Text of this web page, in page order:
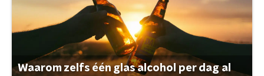
Waarom zelfs één glas alcohol per dag al